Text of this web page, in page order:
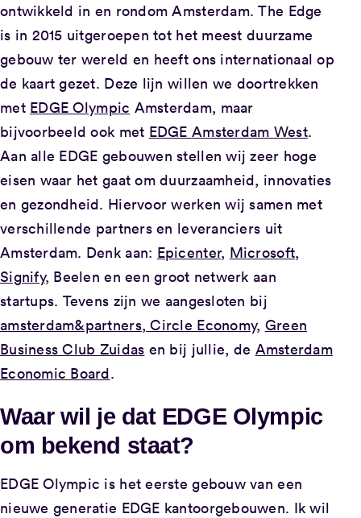
ontwikkeld in en rondom Amsterdam. The Edge
is in 2015 uitgeroepen tot het meest duurzame
gebouw ter wereld en heeft ons internationaal op
de kaart gezet. Deze lijn willen we doortrekken
met EDGE Olympic Amsterdam, maar
bijvoorbeeld ook met EDGE Amsterdam West.
Aan alle EDGE gebouwen stellen wij zeer hoge
eisen waar het gaat om duurzaamheid, innovaties
en gezondheid. Hiervoor werken wij samen met
verschillende partners en leveranciers uit
Amsterdam. Denk aan: Epicenter, Microsoft,
Signify, Beelen en een groot netwerk aan
startups. Tevens zijn we aangesloten bij
amsterdam&partners, Circle Economy, Green
Business Club Zuidas en bij jullie, de Amsterdam
Economic Board.
Waar wil je dat EDGE Olympic
om bekend staat?
EDGE Olympic is het eerste gebouw van een
nieuwe generatie EDGE kantoorgebouwen. Ik wil